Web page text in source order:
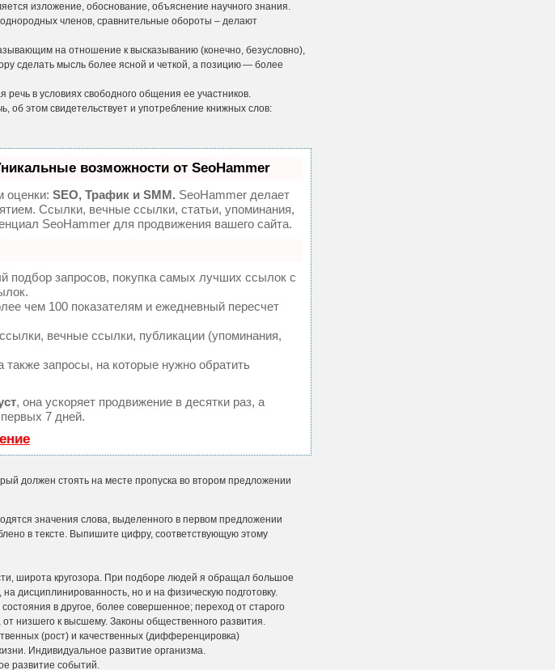
изложение, обоснование, объяснение научного знания.
членов, сравнительные обороты – делают
на отношение к высказыванию (конечно, безусловно),
сделать мысль более ясной и четкой, а позицию — более
речь в условиях свободного общения ее участников.
об этом свидетельствует и употребление книжных слов:
возможности от SeoHammer
оценки: SEO, Трафик и SMM. SeoHammer делает
Ссылки, вечные ссылки, статьи, упоминания,
SeoHammer для продвижения вашего сайта.
подбор запросов, покупка самых лучших ссылок с
чем 100 показателям и ежедневный пересчет
вечные ссылки, публикации (упоминания,
запросы, на которые нужно обратить
, она ускоряет продвижение в десятки раз, а
7 дней.
должен стоять на месте пропуска во втором предложении
значения слова, выделенного в первом предложении
в тексте. Выпишите цифру, соответствующую этому
широта кругозора. При подборе людей я обращал большое
дисциплинированность, но и на физическую подготовку.
в другое, более совершенное; переход от старого
от низшего к высшему. Законы общественного развития.
(рост) и качественных (дифференцировка)
Индивидуальное развитие организма.
развитие событий.